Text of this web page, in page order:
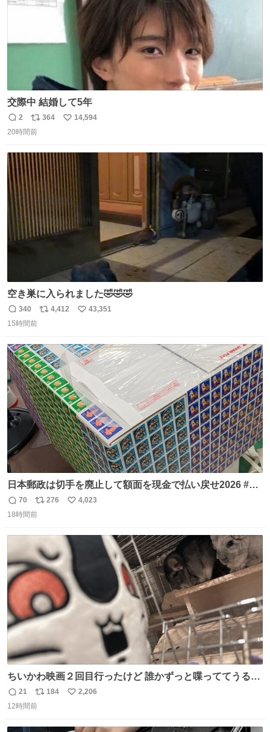
交際中 結婚して5年
返
信
2
リ
ポ
ト
数
364
い
数
14,594
20時間前
空き巣に入られました🤣🤣🤣
返
信
340
リ
ト
数
4,412
い
数
43,351
15時間前
日本郵政は切手を廃止して額面を現金で払い戻せ2026 #日
本郵政 @JapanPostHD_PR
返
信
70
リ
ポ
ト
数
276
い
数
4,023
18時間前
ちいかわ映画２回目行ったけど 誰かずっと喋っててうるさ
かった 許せねえ
返
信
21
リ
ポ
184
い
2,206
12時間前